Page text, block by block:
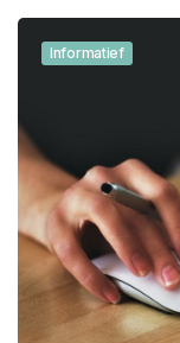
Informatief